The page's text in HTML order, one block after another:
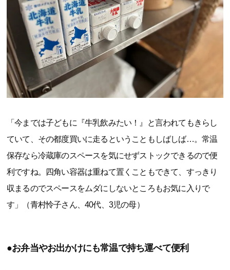
「今までは子どもに『牛乳飲みたい！』と言われてもきらし
ていて、その都度買いに走るということもしばしば…。常温
保存なら冷蔵庫のスペースを気にせずストックできるので便
利ですね。四角い容器は重ねて置くこともできて、すっきり
収まるのでスペースをムダにしないところもお気に入りで
す」（青村怜子さん、40代、3児の母）
●お弁当やお出かけにも常温で持ち運べて便利